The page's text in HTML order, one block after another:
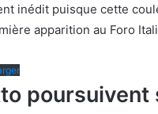
inédit puisque cette
apparition au Foro
poursuivent